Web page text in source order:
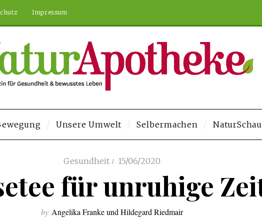
Impressum
Unsere Umwelt Selbermachen
Deneme Bonusu Veren Sitelerhttps://elysium-studios.com/
Gesundheit 15/06/2020
für unruhige
by Angelika Franke und Hildegard Riedmair